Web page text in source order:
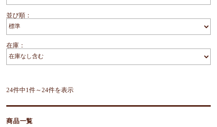
並び順：
在庫：
24件中1件～24件を表示
商品一覧